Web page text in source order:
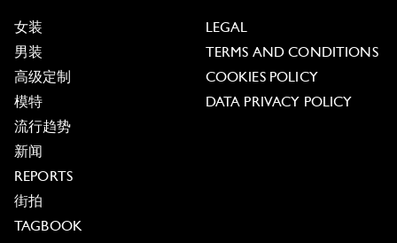
女装
男装
高级定制
模特
流行趋势
新闻
REPORTS
街拍
TAGBOOK
LEGAL
TERMS AND CONDITIONS
COOKIES POLICY
DATA PRIVACY POLICY